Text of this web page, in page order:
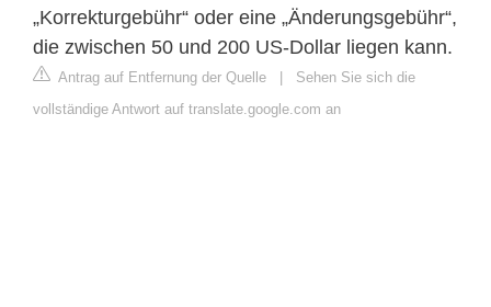
„Korrekturgebühr“ oder eine „Änderungsgebühr“,
die zwischen 50 und 200 US-Dollar liegen kann.
Antrag auf Entfernung der Quelle | Sehen Sie sich die
vollständige Antwort auf translate.google.com an